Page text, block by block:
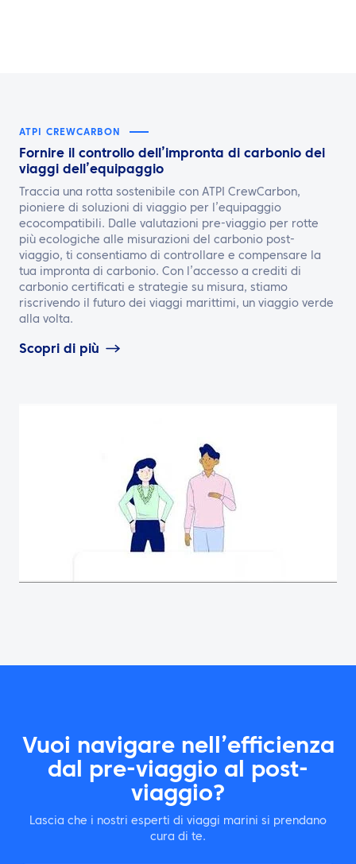
ATPI CREWCARBON
Fornire il controllo dell’impronta di carbonio dei
viaggi dell’equipaggio
Traccia una rotta sostenibile con ATPI CrewCarbon,
pioniere di soluzioni di viaggio per l’equipaggio
ecocompatibili. Dalle valutazioni pre-viaggio per rotte
più ecologiche alle misurazioni del carbonio post-
viaggio, ti consentiamo di controllare e compensare la
tua impronta di carbonio. Con l’accesso a crediti di
carbonio certificati e strategie su misura, stiamo
riscrivendo il futuro dei viaggi marittimi, un viaggio verde
alla volta.
Scopri di più
Vuoi navigare nell’efficienza
dal pre-viaggio al post-
viaggio?
Lascia che i nostri esperti di viaggi marini si prendano
cura di te.